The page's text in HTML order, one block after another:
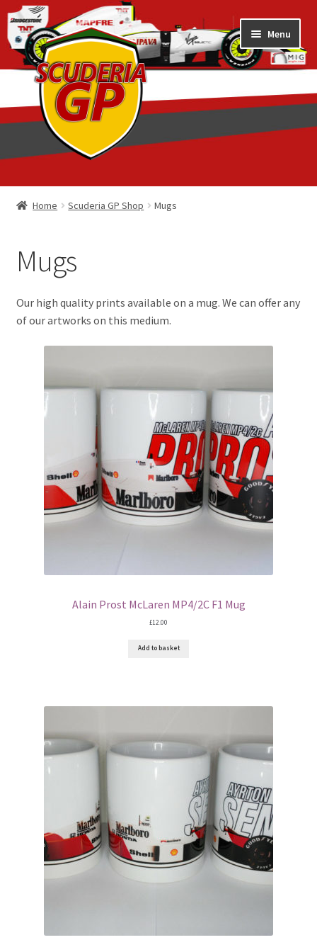
Skip
to
navigation
Skip
to
content
Menu
Home
3D Printed
Art by Eder Costa Barcellos
Contact us
F1 Art.
Homepage
F1 Driver helmet Art prints & posters
Ayrton Senna Artwork Prints
Carlos Sainz Artwork Prints
Charles Leclerc Artwork Prints
Charles Leclerc Artwork Prints.
Damon Hill Artwork Prints
David Coulthard Artwork Prints
Home Scuderia GP Shop Mugs
Mugs
Our high quality prints available on a mug. We can offer any
of our artworks on this medium.
Alain Prost McLaren MP4/2C F1 Mug
£12.00
Add to basket